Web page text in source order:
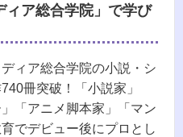
ィア総合学院」で学び
ィア総合学院の小説・シ
冊突破！「小説家」
「アニメ脚本家」「マン
でデビュー後にプロとし